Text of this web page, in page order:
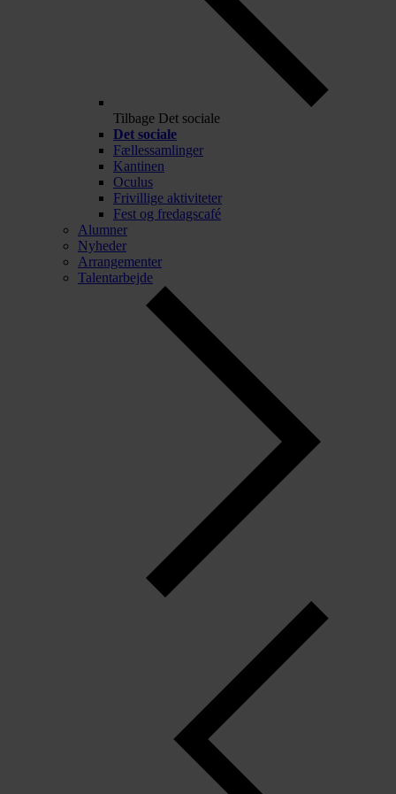
Tilbage Det sociale
Det sociale
Fællessamlinger
Kantinen
Oculus
Frivillige aktiviteter
Fest og fredagscafé
Alumner
Nyheder
Arrangementer
Talentarbejde